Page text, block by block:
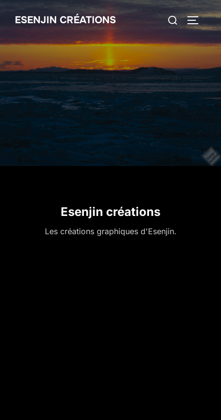
ESENJIN CRÉATIONS Rechercher :
Esenjin créations
Les créations graphiques d'Esenjin.